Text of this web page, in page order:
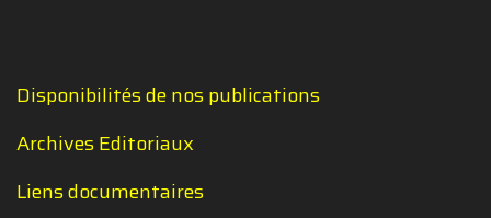
Disponibilités de nos publications
Archives Editoriaux
Liens documentaires